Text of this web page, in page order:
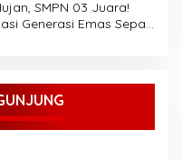
SMPN 03 Juara!
Generasi Emas Sepak